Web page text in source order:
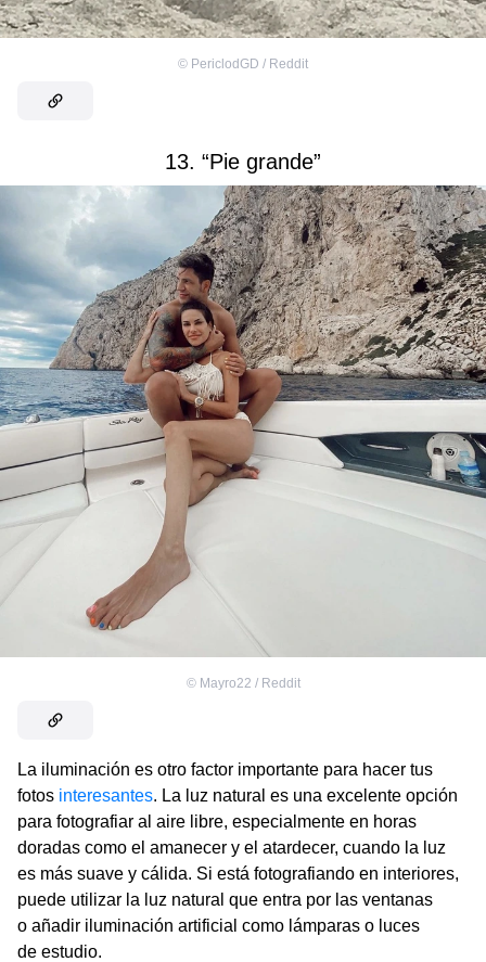
© PericlodGD / Reddit
13. “Pie grande”
© Mayro22 / Reddit
La iluminación es otro factor importante para hacer tus
fotos interesantes. La luz natural es una excelente opción
para fotografiar al aire libre, especialmente en horas
doradas como el amanecer y el atardecer, cuando la luz
es más suave y cálida. Si está fotografiando en interiores,
puede utilizar la luz natural que entra por las ventanas
o añadir iluminación artificial como lámparas o luces
de estudio.